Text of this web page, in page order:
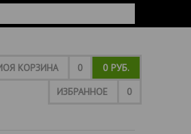
КОРЗИНА 0
0 РУБ.
ИЗБРАННОЕ
0